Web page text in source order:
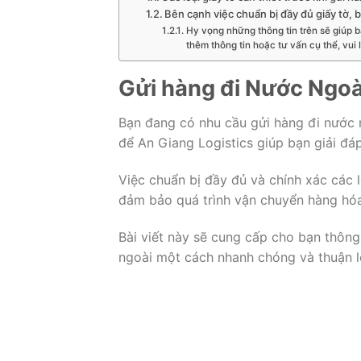
Bên cạnh việc chuẩn bị đầy đủ giấy tờ,
Hy vọng những thông tin trên sẽ giúp
thêm thông tin hoặc tư vấn cụ thể, vui
Gửi hàng đi Nước
Bạn đang có nhu cầu gửi hàng đi
để An Giang Logistics giúp bạn giải
Việc chuẩn bị đầy đủ và chính xác
đảm bảo quá trình vận chuyển hàng
Bài viết này sẽ cung cấp cho bạn
ngoài một cách nhanh chóng và thuận